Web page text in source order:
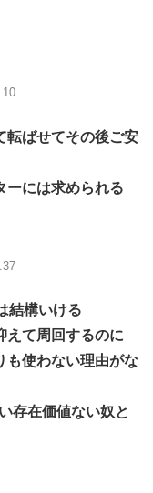
転ばせてその後ご安
ーには求められる
結構いける
えて周回するのに
も使わない理由がな
存在価値ない奴と